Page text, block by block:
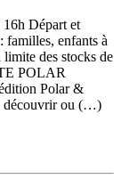
Départ et
familles, enfants à
des stocks de
POLAR
Polar &
découvrir ou (…)